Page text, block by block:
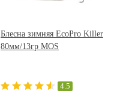
Блесна зимняя EcoPro Killer
80мм/13гр MOS
4.5